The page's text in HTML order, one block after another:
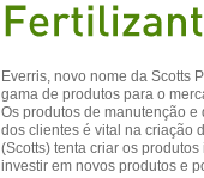
Everris, novo nome da Scotts
gama de produtos para o
Os produtos de manutenção
dos clientes é vital na criação
(Scotts) tenta criar os
investir em novos produtos e